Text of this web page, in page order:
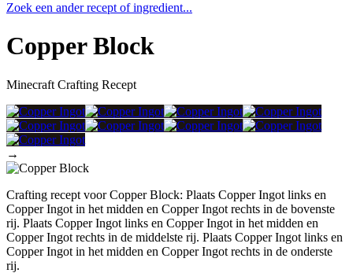
Zoek een ander recept of ingredient...
Copper Block
Minecraft Crafting Recept
→
Crafting recept voor Copper Block: Plaats Copper Ingot links en
Copper Ingot in het midden en Copper Ingot rechts in de bovenste
rij. Plaats Copper Ingot links en Copper Ingot in het midden en
Copper Ingot rechts in de middelste rij. Plaats Copper Ingot links en
Copper Ingot in het midden en Copper Ingot rechts in de onderste
rij.